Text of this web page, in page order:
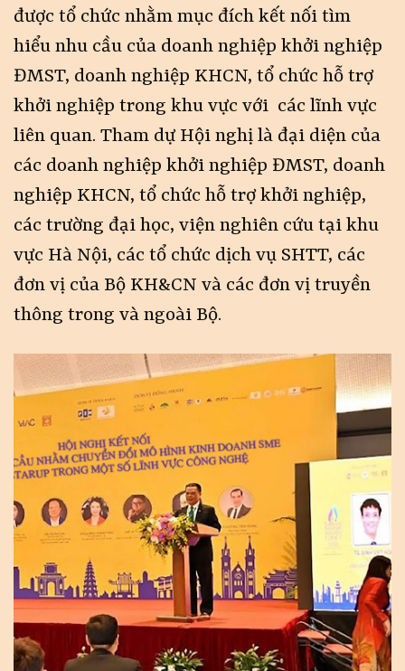
được tổ chức nhằm mục đích kết nối tìm
hiểu nhu cầu của doanh nghiệp khởi nghiệp
ĐMST, doanh nghiệp KHCN, tổ chức hỗ trợ
khởi nghiệp trong khu vực với các lĩnh vực
liên quan. Tham dự Hội nghị là đại diện của
các doanh nghiệp khởi nghiệp ĐMST, doanh
nghiệp KHCN, tổ chức hỗ trợ khởi nghiệp,
các trường đại học, viện nghiên cứu tại khu
vực Hà Nội, các tổ chức dịch vụ SHTT, các
đơn vị của Bộ KH&CN và các đơn vị truyền
thông trong và ngoài Bộ.